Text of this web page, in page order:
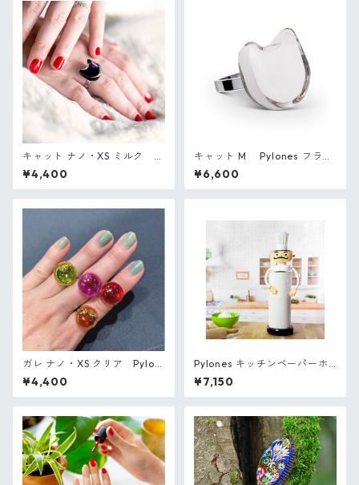
キャット ナノ・XS ミルク P
ylones フランス ガラスのリン
グ
¥4,400
キャット M Pylones フラン
ス ガラスのリング
¥6,600
ガレ ナノ・XS クリア Pylon
es フランス ガラスのリング
¥4,400
Pylones キッチンペーパーホ
ルダー「シェフ」
¥7,150